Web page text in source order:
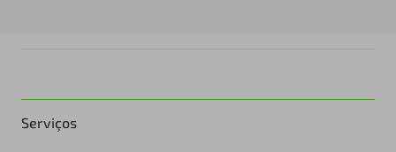
Serviços